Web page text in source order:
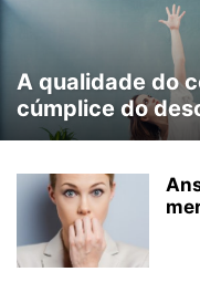
A qualidade do
cúmplice do